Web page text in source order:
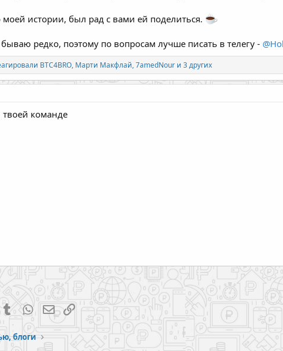
истории, был рад с вами ей поделиться.
редко, поэтому по вопросам лучше писать в телегу -
BTC4BRO, Марти Макфлай,7amedNour и 3 других
твоей команде
TumblrWhatsAppЭлектронная почта
Ссылка
блоги